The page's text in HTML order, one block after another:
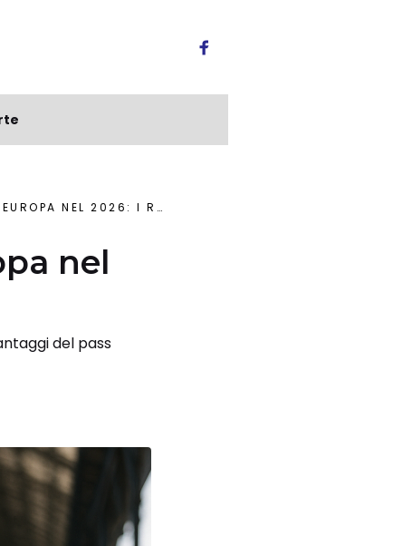
NEL 2026: I REQUISITI
nel
del pass